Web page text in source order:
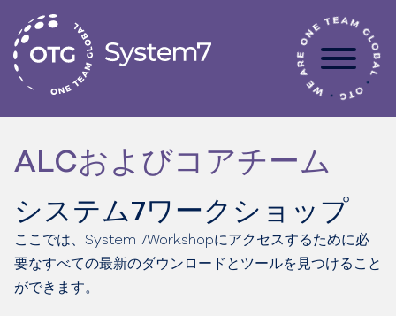
へ
ALCおよびコアチーム
システム7ワークショップ
ここでは、System 7Workshopにアクセスするために必
要なすべての最新のダウンロードとツールを見つけること
ができます。